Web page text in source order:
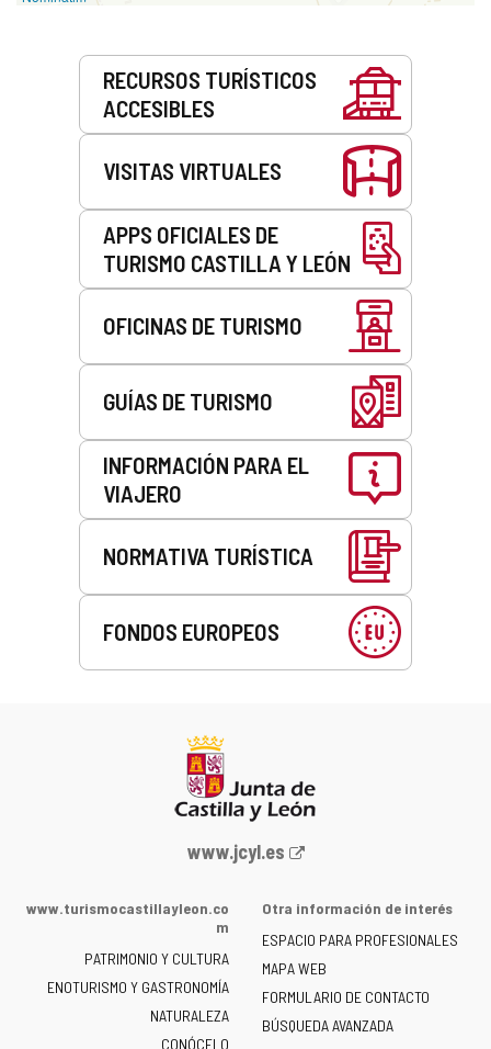
RECURSOS TURÍSTICOS
ACCESIBLES
VISITAS VIRTUALES
APPS OFICIALES DE
TURISMO CASTILLA Y LEÓN
OFICINAS DE TURISMO
GUÍAS DE TURISMO
INFORMACIÓN PARA EL
VIAJERO
NORMATIVA TURÍSTICA
FONDOS EUROPEOS
Portal
la
de
Castilla
y
León
www.jcyl.es
www.turismocastillayleon.co
m
PATRIMONIO Y CULTURA
ENOTURISMO Y GASTRONOMÍA
NATURALEZA
CONÓCELO
Otra información de interés
ESPACIO PARA PROFESIONALES
MAPA WEB
FORMULARIO DE CONTACTO
BÚSQUEDA AVANZADA